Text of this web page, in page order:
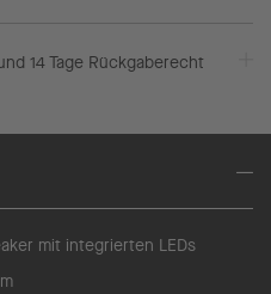
14 Tage Rückgaberecht
mit integrierten LEDs